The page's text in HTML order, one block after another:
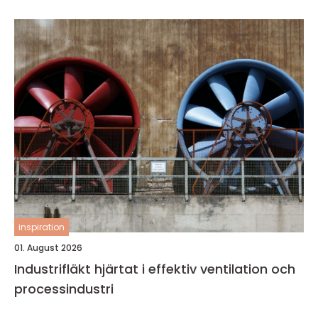
inspiration
01. August 2026
Industrifläkt hjärtat i effektiv ventilation och
processindustri